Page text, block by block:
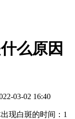
么原因
03-02 16:40
现白斑的时间：1